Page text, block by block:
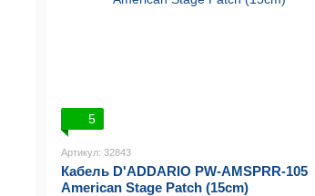
5
Артикул: 32843
Кабель D'ADDARIO PW-AMSPRR-105
American Stage Patch (15cm)